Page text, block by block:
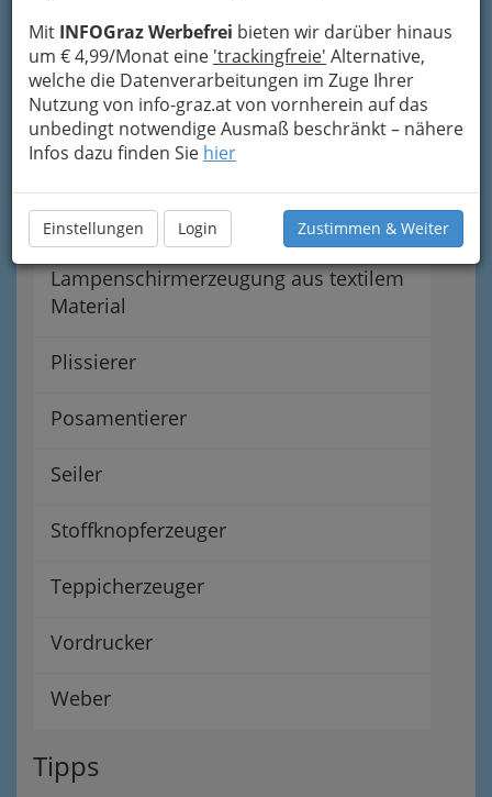
Mit INFOGraz Werbefrei bieten wir darüber hinaus
um € 4,99/Monat eine 'trackingfreie' Alternative,
welche die Datenverarbeitungen im Zuge Ihrer
Nutzung von info-graz.at von vornherein auf das
unbedingt notwendige Ausmaß beschränkt – nähere
Infos dazu finden Sie hier
Einstellungen Login Zustimmen & Weiter
Maschinsticker
Maschinstricker
Handsticker
Handstricker
Lampenschirmerzeugung aus textilem
Material
Plissierer
Posamentierer
Seiler
Stoffknopferzeuger
Teppicherzeuger
Vordrucker
Weber
Tipps